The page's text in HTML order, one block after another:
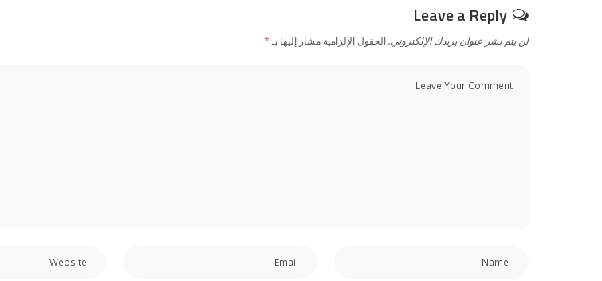
Leave a Reply
لن يتم نشر عنوان بريدك الإلكتروني.الحقول الإلزامية مشار إليها بـ*